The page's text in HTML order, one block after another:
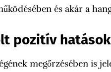
és akár a
pozitív hatások
megőrzésében is